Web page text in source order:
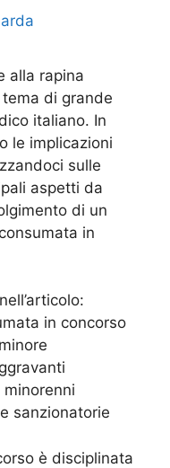
alla rapina
di grande
italiano. In
le implicazioni
sulle
aspetti da
di un
in
in concorso
sanzionatorie
è disciplinata